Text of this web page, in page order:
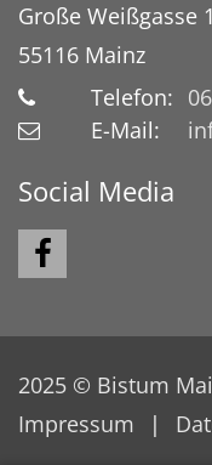
Große Weißgasse
55116 Mainz
Telefon:
E-Mail:
Social Media
2025 © Bistum
Impressum